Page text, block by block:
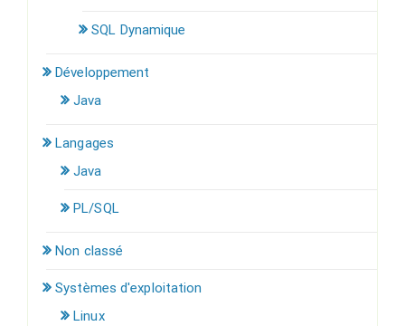
SQL Dynamique
Développement
Java
Langages
Java
PL/SQL
Non classé
Systèmes d'exploitation
Linux